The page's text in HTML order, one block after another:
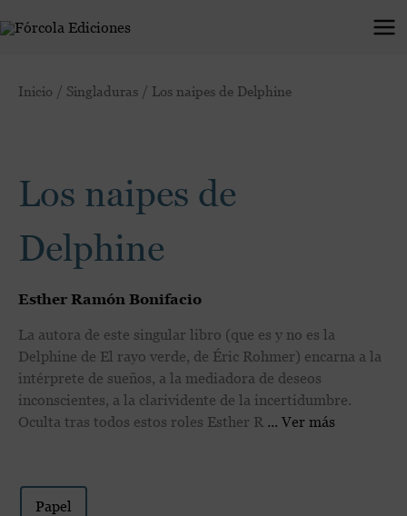
al
Inicio / Singladuras / Los naipes de Delphine
Los naipes de
Delphine
Esther Ramón Bonifacio
La autora de este singular libro (que es y no es la
Delphine de El rayo verde, de Éric Rohmer) encarna a la
intérprete de sueños, a la mediadora de deseos
inconscientes, a la clarividente de la incertidumbre.
Oculta tras todos estos roles Esther R
Ver más
Papel
Los
cantidad